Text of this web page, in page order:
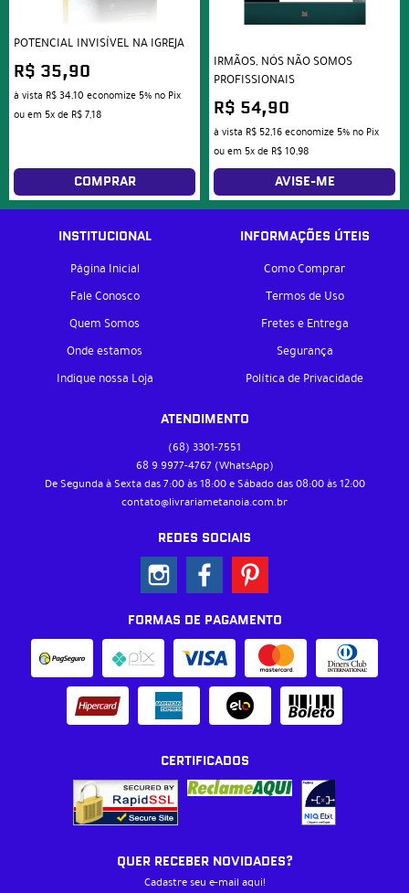
POTENCIAL INVISÍVEL NA IGREJA
R$ 35,90
à vista R$ 34,10 economize 5% no Pix
ou em 5xde R$ 7,18
COMPRAR
IRMÃOS, NÓS NÃO SOMOS
PROFISSIONAIS
R$ 54,90
à vista R$ 52,16economize 5% no Pix
ou em 5xde R$ 10,98
AVISE-ME
INSTITUCIONAL
Página Inicial
Fale Conosco
Quem Somos
Onde estamos
Indique nossa Loja
INFORMAÇÕES ÚTEIS
Como Comprar
Termos de Uso
Fretes e Entrega
Segurança
Política de Privacidade
ATENDIMENTO
(68) 3301-7551
68 9 9977-4767 (WhatsApp)
De Segunda à Sexta das 7:00 às 18:00 e Sábado das 08:00 às 12:00
contato@livrariametanoia.com.br
REDES SOCIAIS
FORMAS DE PAGAMENTO
CERTIFICADOS
QUER RECEBER NOVIDADES?
Cadastre seu e-mail aqui!